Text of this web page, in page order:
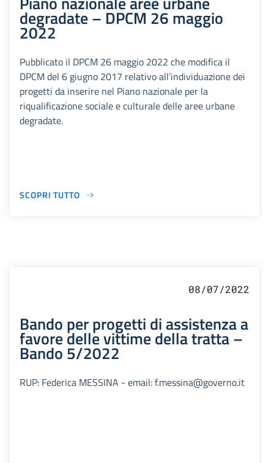
degradate – DPCM 26 maggio
2022
Pubblicato il DPCM 26 maggio 2022 che modifica il
DPCM del 6 giugno 2017 relativo all’individuazione dei
progetti da inserire nel Piano nazionale per la
riqualificazione sociale e culturale delle aree urbane
degradate.
SCOPRI TUTTO
08/07/2022
Bando per progetti di assistenza a
favore delle vittime della tratta –
Bando 5/2022
RUP: Federica MESSINA - email: f.messina@governo.it